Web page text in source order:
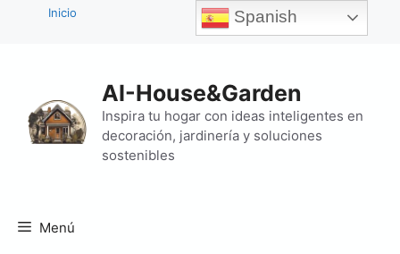
Inicio
contenido
AI-House&Garden
Inspira tu hogar con ideas inteligentes en
decoración, jardinería y soluciones
sostenibles
Menú
Spanish